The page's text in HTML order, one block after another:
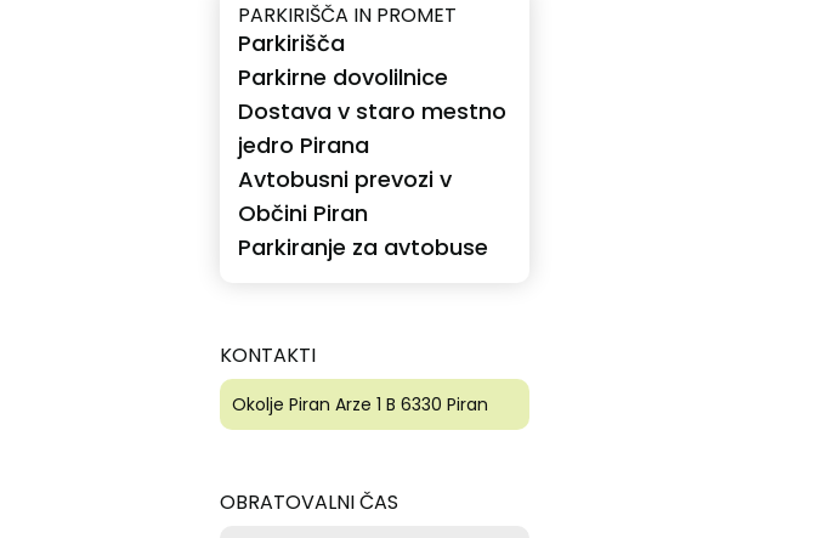
PARKIRIŠČA IN PROMET
Parkirišča
Parkirne dovolilnice
Dostava v staro mestno
jedro Pirana
Avtobusni prevozi v
Občini Piran
Parkiranje za avtobuse
KONTAKTI
Okolje Piran Arze 1 B 6330 Piran
OBRATOVALNI ČAS